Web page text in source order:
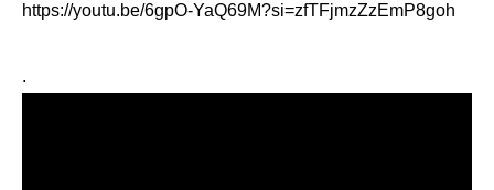
https://youtu.be/6gpO-YaQ69M?si=zfTFjmzZzEmP8goh
.